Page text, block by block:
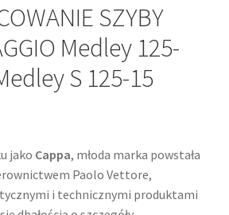
SZYBY
Medley 125-
S 125-15
jako Cappa, młoda marka powstała
Paolo Vettore,
i technicznymi produktami